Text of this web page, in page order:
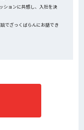
ションに共感し、入社を決
でざっくばらんにお話でき